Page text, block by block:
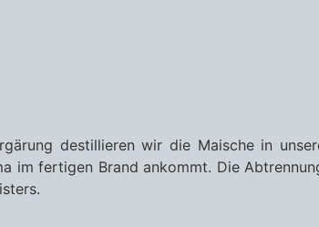
destillieren wir die Maische in
im fertigen Brand ankommt. Die